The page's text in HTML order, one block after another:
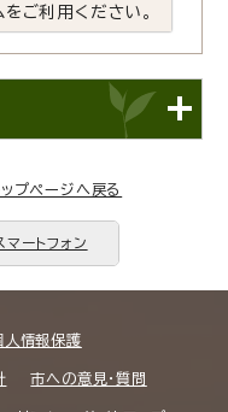
ご利用ください。
ップページへ戻る
マートフォン
人情報保護
市への意見・質問